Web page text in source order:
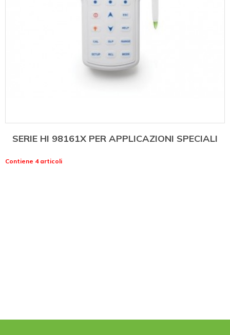
SERIE HI 98161X PER APPLICAZIONI SPECIALI
Contiene 4 articoli